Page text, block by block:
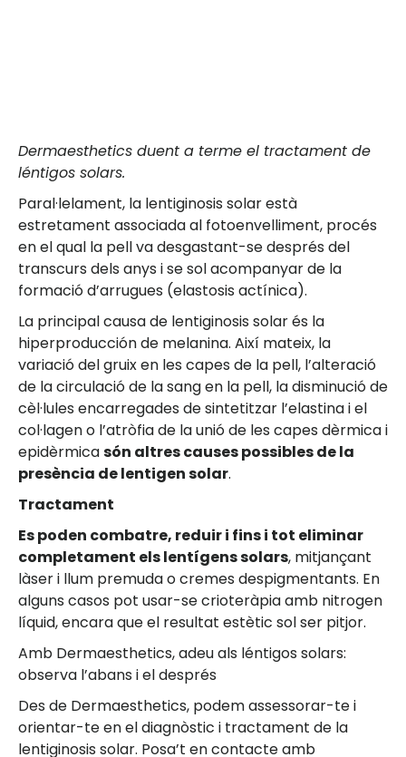
Dermaesthetics duent a terme el tractament de
léntigos solars.
Paral·lelament, la lentiginosis solar està
estretament associada al fotoenvelliment, procés
en el qual la pell va desgastant-se després del
transcurs dels anys i se sol acompanyar de la
formació d’arrugues (elastosis actínica).
La principal causa de lentiginosis solar és la
hiperproducción de melanina. Així mateix, la
variació del gruix en les capes de la pell, l’alteració
de la circulació de la sang en la pell, la disminució de
cèl·lules encarregades de sintetitzar l’elastina i el
col·lagen o l’atròfia de la unió de les capes dèrmica i
epidèrmicasón altres causes possibles de la
presència de lentigen solar.
Tractament
Es poden combatre, reduir i fins i tot eliminar
completament els lentígens solars, mitjançant
làser i llum premuda o cremes despigmentants. En
alguns casos pot usar-se crioteràpia amb nitrogen
líquid, encara que el resultat estètic sol ser pitjor.
Amb Dermaesthetics, adeu als léntigos solars:
observa l’abans i el després
Des de Dermaesthetics, podem assessorar-te i
orientar-te en el diagnòstic i tractament de la
lentiginosis solar. Posa’t en contacte amb